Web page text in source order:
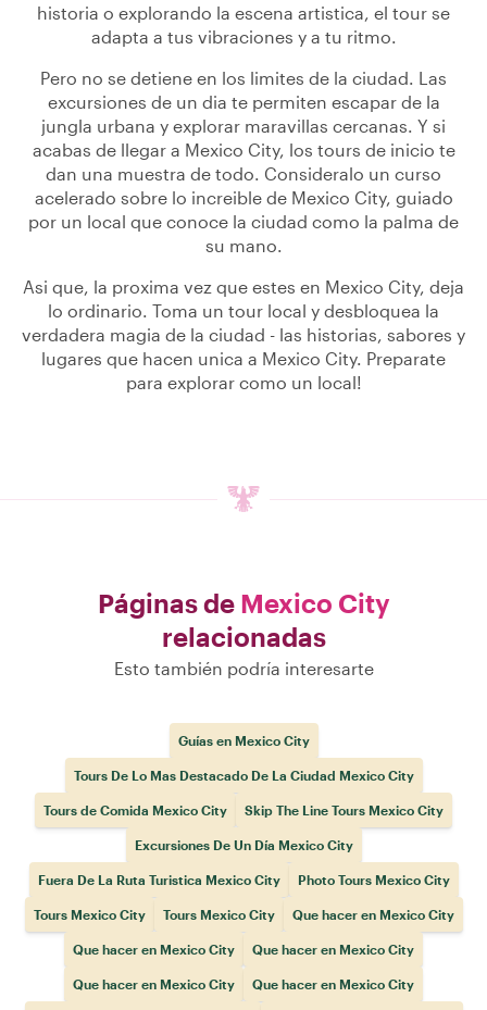
historia o explorando la escena artistica, el tour se
adapta a tus vibraciones y a tu ritmo.
Pero no se detiene en los limites de la ciudad. Las
excursiones de un dia te permiten escapar de la
jungla urbana y explorar maravillas cercanas. Y si
acabas de llegar a Mexico City, los tours de inicio te
dan una muestra de todo. Consideralo un curso
acelerado sobre lo increible de Mexico City, guiado
por un local que conoce la ciudad como la palma de
su mano.
Asi que, la proxima vez que estes en Mexico City, deja
lo ordinario. Toma un tour local y desbloquea la
verdadera magia de la ciudad - las historias, sabores y
lugares que hacen unica a Mexico City. Preparate
para explorar como un local!
Páginas de Mexico City
relacionadas
Esto también podría interesarte
Guías en Mexico City
Tours De Lo Mas Destacado De La Ciudad Mexico City
Tours de Comida Mexico City Skip The Line Tours Mexico City
Excursiones De Un Día Mexico City
Fuera De La Ruta Turistica Mexico City Photo Tours Mexico City
Tours Mexico City Tours Mexico City Que hacer en Mexico City
Que hacer en Mexico City Que hacer en Mexico City
Que hacer en Mexico City Que hacer en Mexico City